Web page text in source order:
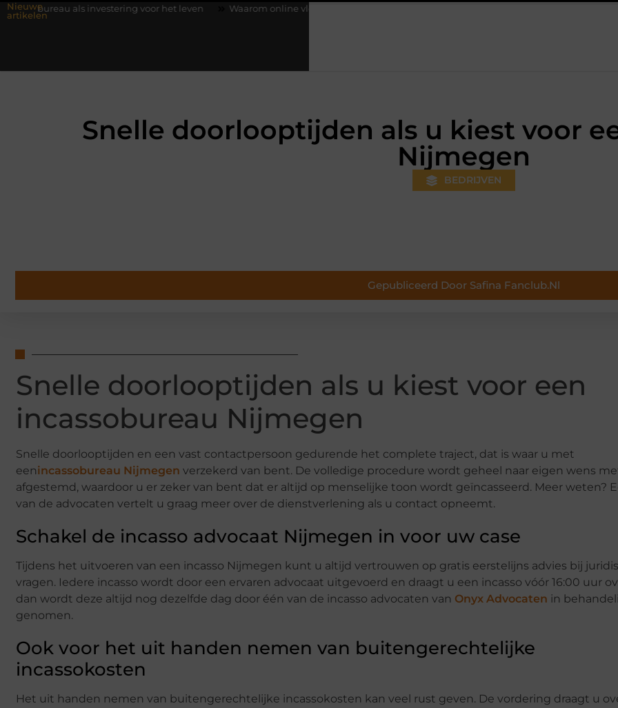
Nieuwe
artikelen
investering voor het leven Waarom online vlees bestellen steeds gewoner wordt
Snelle doorlooptijden als u kiest voor
Nijmegen
BEDRIJVEN
Gepubliceerd Door Safina Fanclub.nl
Snelle doorlooptijden als u kiest voor een
incassobureau Nijmegen
Snelle doorlooptijden en een vast contactpersoon gedurende het complete traject, dat is waar u met
eenincassobureau Nijmegen verzekerd van bent. De volledige procedure wordt geheel naar eigen wens
afgestemd, waardoor u er zeker van bent dat er altijd op menselijke toon wordt geïncasseerd. Meer weten?
van de advocaten vertelt u graag meer over de dienstverlening als u contact opneemt.
Schakel de incasso advocaat Nijmegen in voor uw case
Tijdens het uitvoeren van een incasso Nijmegen kunt u altijd vertrouwen op gratis eerstelijns advies bij
vragen. Iedere incasso wordt door een ervaren advocaat uitgevoerd en draagt u een incasso vóór 16:00 uur
dan wordt deze altijd nog dezelfde dag door één van de incasso advocaten van Onyx Advocaten in
genomen.
Ook voor het uit handen nemen van buitengerechtelijke
incassokosten
Het uit handen nemen van buitengerechtelijke incassokosten kan veel rust geven. De vordering draagt u